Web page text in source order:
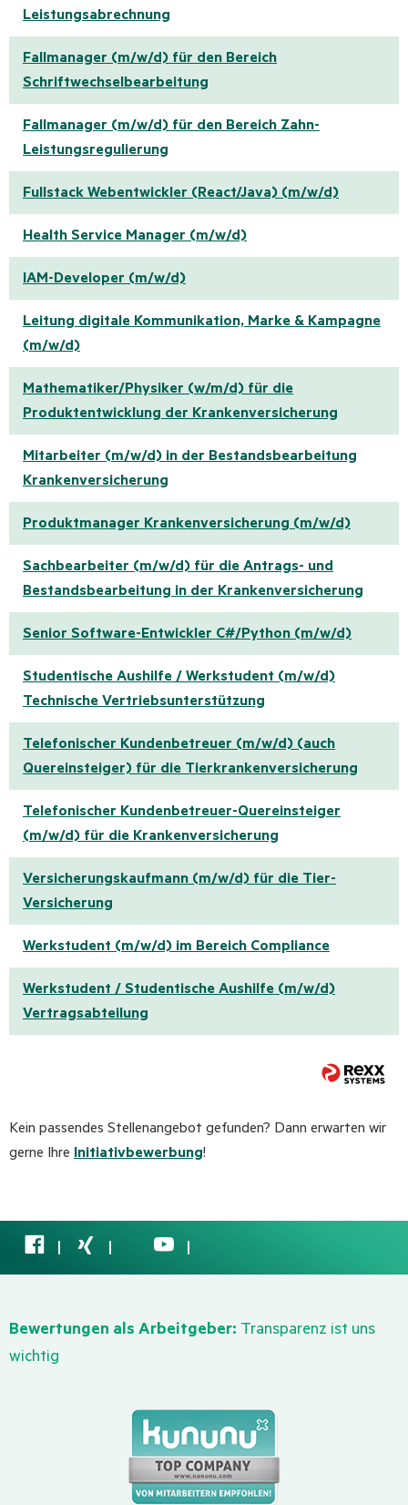
Leistungsabrechnung
Fallmanager (m/w/d) für den Bereich
Schriftwechselbearbeitung
Fallmanager (m/w/d) für den Bereich Zahn-
Leistungsregulierung
Fullstack Webentwickler (React/Java) (m/w/d)
Health Service Manager (m/w/d)
IAM-Developer (m/w/d)
Leitung digitale Kommunikation, Marke & Kampagne
(m/w/d)
Mathematiker/Physiker (w/m/d) für die
Produktentwicklung der Krankenversicherung
Mitarbeiter (m/w/d) in der Bestandsbearbeitung
Krankenversicherung
Produktmanager Krankenversicherung (m/w/d)
Sachbearbeiter (m/w/d) für die Antrags- und
Bestandsbearbeitung in der Krankenversicherung
Senior Software-Entwickler C#/Python (m/w/d)
Studentische Aushilfe / Werkstudent (m/w/d)
Technische Vertriebsunterstützung
Telefonischer Kundenbetreuer (m/w/d) (auch
Quereinsteiger) für die Tierkrankenversicherung
Telefonischer Kundenbetreuer-Quereinsteiger
(m/w/d) für die Krankenversicherung
Versicherungskaufmann (m/w/d) für die Tier-
Versicherung
Werkstudent (m/w/d) im Bereich Compliance
Werkstudent / Studentische Aushilfe (m/w/d)
Vertragsabteilung
Kein passendes Stellenangebot gefunden? Dann erwarten wir
gerne Ihre Initiativbewerbung!
Bewertungen als Arbeitgeber: Transparenz ist uns
wichtig